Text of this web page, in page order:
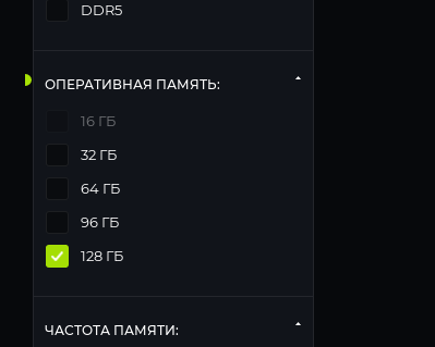
DDR5
ОПЕРАТИВНАЯ ПАМЯТЬ:
16 ГБ
32 ГБ
64 ГБ
96 ГБ
128 ГБ
ЧАСТОТА ПАМЯТИ: